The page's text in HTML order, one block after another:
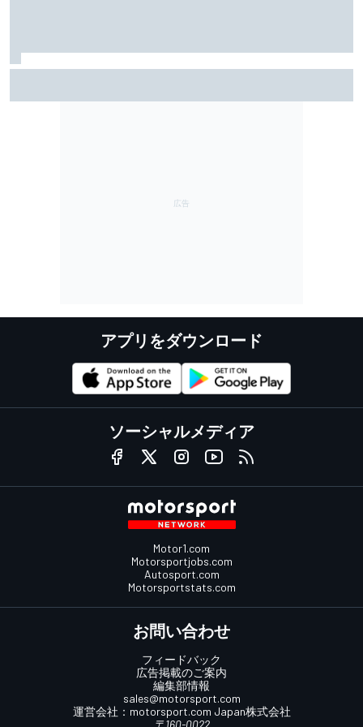
スト”ジェイミー”の日本レース探訪記
アプリをダウンロード
ソーシャルメディア
Motor1.com
Motorsportjobs.com
Autosport.com
Motorsportstats.com
お問い合わせ
フィードバック
広告掲載のご案内
編集部情報
sales@motorsport.com
運営会社： motorsport.com Japan株式会社
〒160-0022